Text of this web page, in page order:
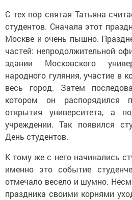
С тех пор святая Татьяна
студентов. Сначала этот
Москве и очень пышно.
частей: непродолжительной
здании Московского
народного гуляния, участие в
весь город. Затем
котором он распорядился
открытия университета, а
учреждении. Так появился
День студентов.
К тому же с него начинались
именно это событие
отмечало весело и шумно.
праздника своими корнями